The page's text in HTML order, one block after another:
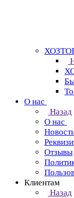
О нас
Назад
О нас
Отзывы
Клиентам
Назад